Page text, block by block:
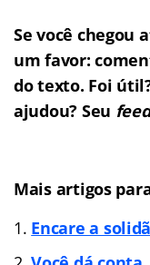
Se você chegou
um favor:
do texto. Foi
ajudou? Seu
Mais artigos
Encare a